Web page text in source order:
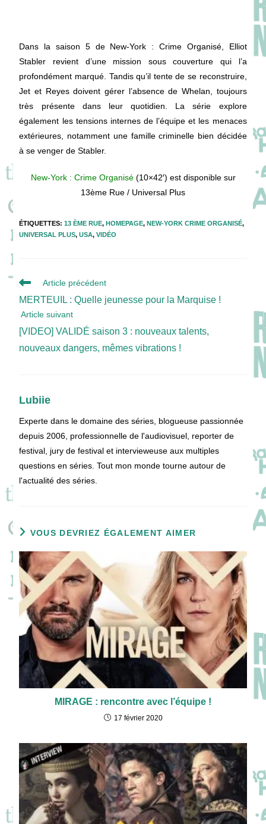
Dans la saison 5 de New-York : Crime Organisé, Elliot
Stabler revient d’une mission sous couverture qui l’a
profondément marqué. Tandis qu’il tente de se reconstruire,
Jet et Reyes doivent gérer l’absence de Whelan, toujours
très présente dans leur quotidien. La série explore
également les tensions internes de l’équipe et les menaces
extérieures, notamment une famille criminelle bien décidée
à se venger de Stabler.
New-York : Crime Organisé(10×42′) est disponible sur
13ème Rue / Universal Plus
ÉTIQUETTES:13 ÈME RUE, HOMEPAGE, NEW-YORK CRIME ORGANISÉ,
UNIVERSAL PLUS, USA, VIDÉO
Read
articles
Article précédent
MERTEUIL : Quelle jeunesse pour la Marquise !
Article suivant
[VIDEO] VALIDÉ saison 3 : nouveaux talents,
nouveaux dangers, mêmes vibrations !
Lubiie
Experte dans le domaine des séries, blogueuse passionnée
depuis 2006, professionnelle de l'audiovisuel, reporter de
festival, jury de festival et intervieweuse aux multiples
questions en séries. Tout mon monde tourne autour de
l'actualité des séries.
VOUS DEVRIEZ ÉGALEMENT AIMER
MIRAGE : rencontre avec l’équipe !
17 février 2020